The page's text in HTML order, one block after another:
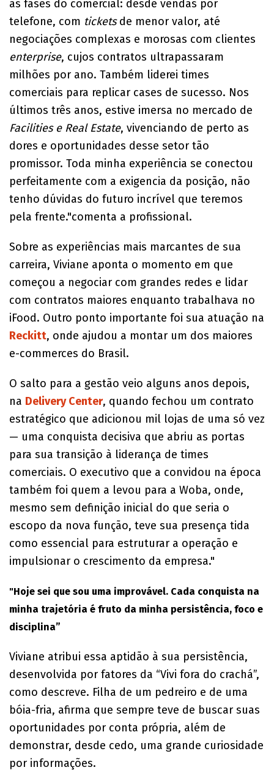
as fases do comercial: desde vendas por
telefone, com ticketsde menor valor, até
negociações complexas e morosas com clientes
enterprise, cujos contratos ultrapassaram
milhões por ano. Também liderei times
comerciais para replicar cases de sucesso. Nos
últimos três anos, estive imersa no mercado de
Facilities e Real Estate, vivenciando de perto as
dores e oportunidades desse setor tão
promissor. Toda minha experiência se conectou
perfeitamente com a exigencia da posição, não
tenho dúvidas do futuro incrível que teremos
pela frente."comenta a profissional.
Sobre as experiências mais marcantes de sua
carreira, Viviane aponta o momento em que
começou a negociar com grandes redes e lidar
com contratos maiores enquanto trabalhava no
iFood. Outro ponto importante foi sua atuação na
Reckitt, onde ajudou a montar um dos maiores
e-commerces do Brasil.
O salto para a gestão veio alguns anos depois,
na Delivery Center, quando fechou um contrato
estratégico que adicionou mil lojas de uma só vez
— uma conquista decisiva que abriu as portas
para sua transição à liderança de times
comerciais. O executivo que a convidou na época
também foi quem a levou para a Woba, onde,
mesmo sem definição inicial do que seria o
escopo da nova função, teve sua presença tida
como essencial para estruturar a operação e
impulsionar o crescimento da empresa."
"Hoje sei que sou uma improvável. Cada conquista na
minha trajetória é fruto da minha persistência, foco e
disciplina”
Viviane atribui essa aptidão à sua persistência,
desenvolvida por fatores da “Vivi fora do crachá”,
como descreve. Filha de um pedreiro e de uma
bóia-fria, afirma que sempre teve de buscar suas
oportunidades por conta própria, além de
demonstrar, desde cedo, uma grande curiosidade
por informações.